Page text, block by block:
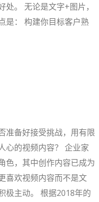
。 无论是文字+图片，
是： 构建你目标客户熟
准备好接受挑战，用有限
心的视频内容？ 企业家
色，其中创作内容已成为
喜欢视频内容而不是文
极主动。 根据2018年的